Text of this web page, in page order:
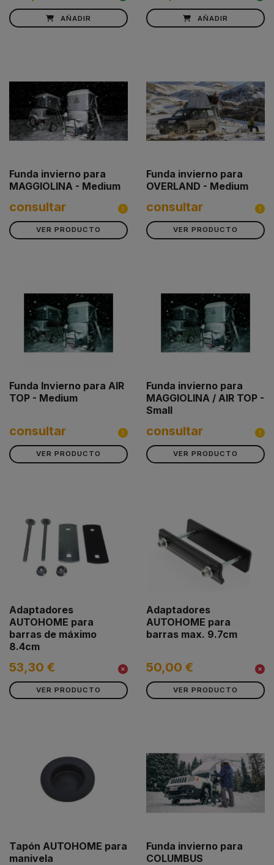
AÑADIR AÑADIR
Funda invierno para
MAGGIOLINA - Medium
consultar
VER PRODUCTO
Funda invierno para
OVERLAND - Medium
consultar
VER PRODUCTO
Funda Invierno para AIR
TOP - Medium
consultar
VER PRODUCTO
Funda invierno para
MAGGIOLINA / AIR TOP -
Small
consultar
VER PRODUCTO
Adaptadores
AUTOHOME para
barras de máximo
8.4cm
53,30 €
VER PRODUCTO
Adaptadores
AUTOHOME para
barras max. 9.7cm
50,00 €
VER PRODUCTO
Tapón AUTOHOME para
manivela
Funda invierno para
COLUMBUS